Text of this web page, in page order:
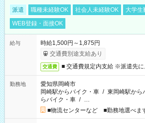
派遣 職種未経験OK 社会人未経験OK 大学生
WEB登録・面接OK
給与
時給1,500円～1,875円
交通費別途支給あり
交通費 ■ 交通費規定内支給 ※派遣先に
勤務地
愛知県岡崎市
岡崎駅からバイク・車 / 東岡崎駅から
らバイク・車 / …
■物流センターなど ■勤務地選べま